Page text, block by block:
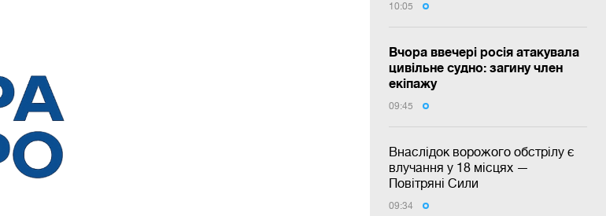
10:05
Вчора ввечері росія атакувала
цивільне судно: загину член
екіпажу
09:45
Внаслідок ворожого обстрілу є
влучання у 18 місцях —
Повітряні Сили
09:34